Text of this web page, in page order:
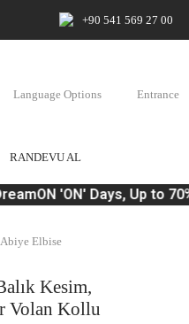
+90 541 569 27 00
Language Options Entrance
RANDEVU AL
'ON' Days, Up to
Elbise
Kesim,
Volan Kollu